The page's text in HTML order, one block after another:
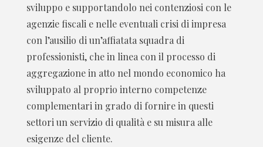
sviluppo e supportandolo nei contenziosi con le
agenzie fiscali e nelle eventuali crisi di impresa
con l’ausilio di un’affiatata squadra di
professionisti, che in linea con il processo di
aggregazione in atto nel mondo economico ha
sviluppato al proprio interno competenze
complementari in grado di fornire in questi
settori un servizio di qualità e su misura alle
esigenze del cliente.